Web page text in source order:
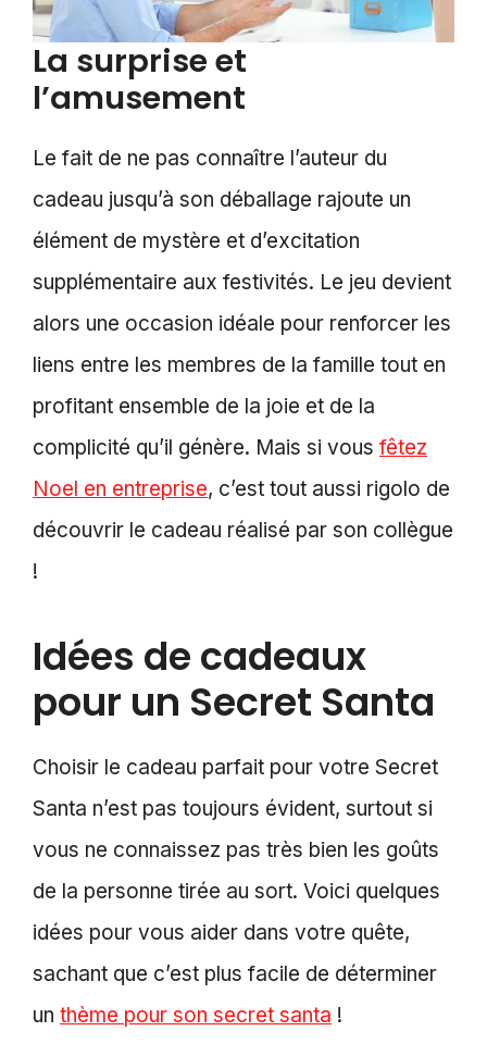
La surprise et
l’amusement
Le fait de ne pas connaître l’auteur du
cadeau jusqu’à son déballage rajoute un
élément de mystère et d’excitation
supplémentaire aux festivités. Le jeu devient
alors une occasion idéale pour renforcer les
liens entre les membres de la famille tout en
profitant ensemble de la joie et de la
complicité qu’il génère. Mais si vous fêtez
Noel en entreprise, c’est tout aussi rigolo de
découvrir le cadeau réalisé par son collègue
!
Idées de cadeaux
pour un Secret Santa
Choisir le cadeau parfait pour votre Secret
Santa n’est pas toujours évident, surtout si
vous ne connaissez pas très bien les goûts
de la personne tirée au sort. Voici quelques
idées pour vous aider dans votre quête,
sachant que c’est plus facile de déterminer
un thème pour son secret santa !